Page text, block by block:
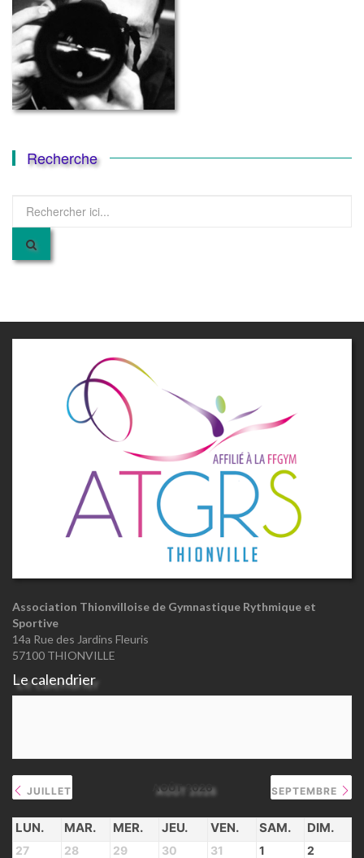
Recherche
pour
Association Thionvilloise de Gymnastique Rythmique et
Sportive
14a Rue des Jardins Fleuris
57100 THIONVILLE
Le calendrier
JUILLET AOÛT 2026 SEPTEMBRE
LUN. MAR. MER. JEU. VEN. SAM. DIM.
27 28 29 30 31 1 2